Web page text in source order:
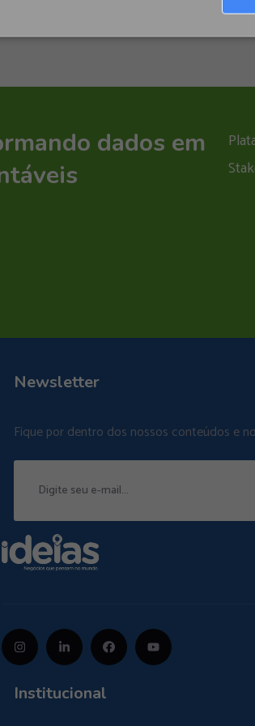
dados em
Newsletter
Fique por dentro dos nossos conteúdos e
Institucional